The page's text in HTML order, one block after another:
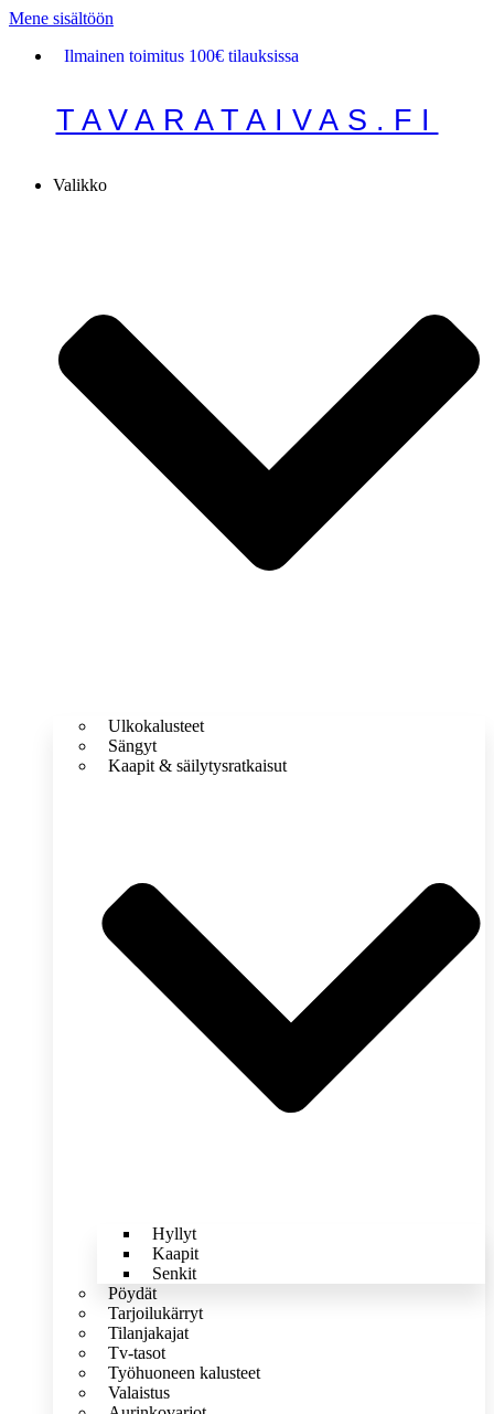
Mene sisältöön
Ilmainen toimitus 100€ tilauksissa
TAVARATAIVAS.FI
Valikko
Ulkokalusteet
Sängyt
Kaapit & säilytysratkaisut
Hyllyt
Kaapit
Senkit
Pöydät
Tarjoilukärryt
Tilanjakajat
Tv-tasot
Työhuoneen kalusteet
Valaistus